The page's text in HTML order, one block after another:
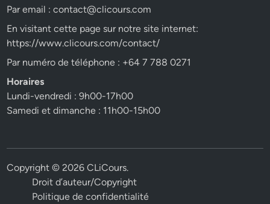
Par email :contact@clicours.com
En visitant cette page sur notre site internet:
https://www.clicours.com/contact/
Par numéro de téléphone : +64 7 788 0271
Horaires
Lundi-vendredi : 9h00-17h00
Samedi et dimanche : 11h00-15h00
Copyright © 2026CLiCours.
Droit d’auteur/Copyright
Politique de confidentialité